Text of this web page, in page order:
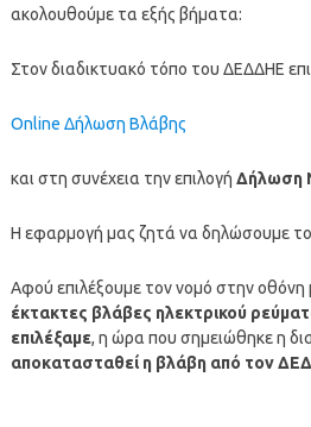
ακολουθούμε τα εξής βήματα:
Στον διαδικτυακό τόπο του ΔΕΔΔΗΕ
Online Δήλωση Βλάβης
και στη συνέχεια την επιλογή Δήλωση
Η εφαρμογή μας ζητά να δηλώσουμε
Αφού επιλέξουμε τον νομό στην οθόνη
έκτακτες βλάβες ηλεκτρικού
επιλέξαμε, η ώρα που σημειώθηκε η
αποκατασταθεί η βλάβη από τον